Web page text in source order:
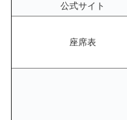
公式サイト
座席表